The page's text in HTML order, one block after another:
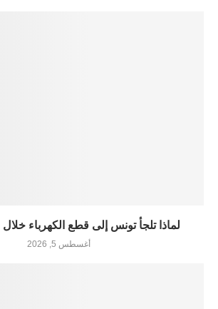
لماذا تلجأ تونس إلى قطع الكهرباء
أغسطس 5, 2026